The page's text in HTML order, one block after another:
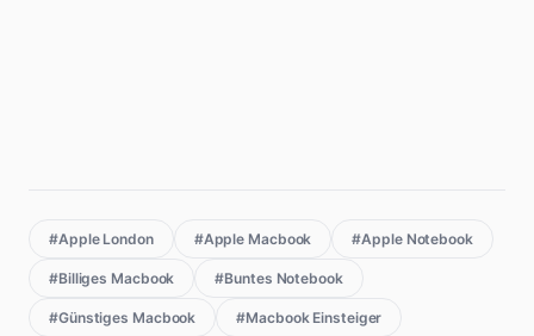
#Apple London #Apple Macbook #Apple Notebook
#Billiges Macbook #Buntes Notebook
#Günstiges Macbook #Macbook Einsteiger